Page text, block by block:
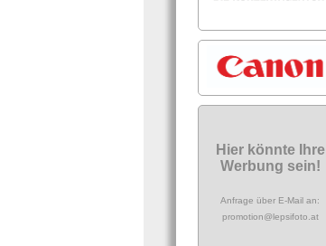
Hier könnte Ihre
Werbung sein!
Anfrage über E-Mail an:
promotion@lepsifoto.at